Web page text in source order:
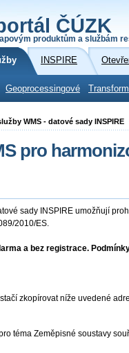
ČÚZK
produktům a službám
INSPIRE
Geoprocessingové
WMS - datové sady INSPIRE
pro
sady INSPIRE umožňují
2010/ES.
a bez registrace.
zkopírovat níže uvedené
téma Zeměpisné soustavy